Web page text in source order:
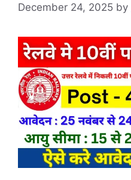
December 24, 2025 by